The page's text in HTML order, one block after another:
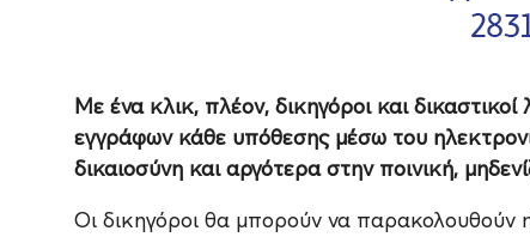
Με ένα κλικ, πλέον, δικηγόροι και
εγγράφων κάθε υπόθεσης μέσω του
δικαιοσύνη και αργότερα στην ποινική,
Οι δικηγόροι θα μπορούν να παρακολουθούν